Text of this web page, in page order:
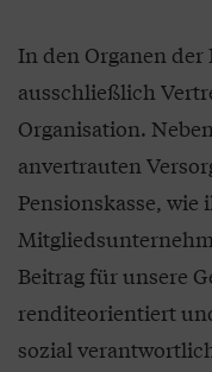
In den Organen der
ausschließlich
Organisation.
anvertrauten
Pensionskasse,
Beitrag für unsere
renditeorientiert
sozial